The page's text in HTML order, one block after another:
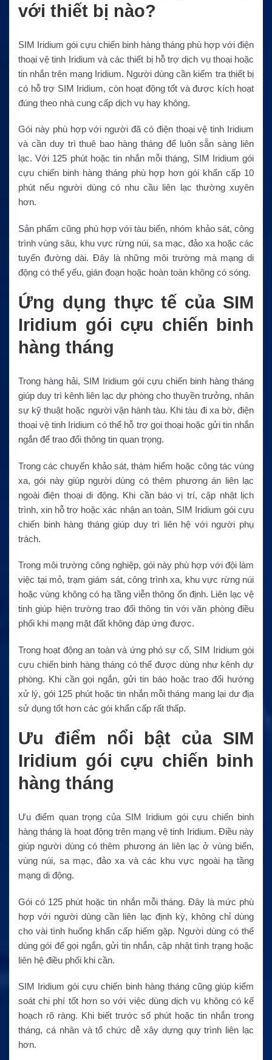
với thiết bị nào?
SIM Iridium gói cựu chiến binh hàng tháng phù hợp với điện
thoại vệ tinh Iridium và các thiết bị hỗ trợ dịch vụ thoại hoặc
tin nhắn trên mạng Iridium. Người dùng cần kiểm tra thiết bị
có hỗ trợ SIM Iridium, còn hoạt động tốt và được kích hoạt
đúng theo nhà cung cấp dịch vụ hay không.
Gói này phù hợp với người đã có điện thoại vệ tinh Iridium
và cần duy trì thuê bao hàng tháng để luôn sẵn sàng liên
lạc. Với 125 phút hoặc tin nhắn mỗi tháng, SIM Iridium gói
cựu chiến binh hàng tháng phù hợp hơn gói khẩn cấp 10
phút nếu người dùng có nhu cầu liên lạc thường xuyên
hơn.
Sản phẩm cũng phù hợp với tàu biển, nhóm khảo sát, công
trình vùng sâu, khu vực rừng núi, sa mạc, đảo xa hoặc các
tuyến đường dài. Đây là những môi trường mà mạng di
động có thể yếu, gián đoạn hoặc hoàn toàn không có sóng.
Ứng dụng thực tế của SIM
Iridium gói cựu chiến binh
hàng tháng
Trong hàng hải, SIM Iridium gói cựu chiến binh hàng tháng
giúp duy trì kênh liên lạc dự phòng cho thuyền trưởng, nhân
sự kỹ thuật hoặc người vận hành tàu. Khi tàu đi xa bờ, điện
thoại vệ tinh Iridium có thể hỗ trợ gọi thoại hoặc gửi tin nhắn
ngắn để trao đổi thông tin quan trọng.
Trong các chuyến khảo sát, thám hiểm hoặc công tác vùng
xa, gói này giúp người dùng có thêm phương án liên lạc
ngoài điện thoại di động. Khi cần báo vị trí, cập nhật lịch
trình, xin hỗ trợ hoặc xác nhận an toàn, SIM Iridium gói cựu
chiến binh hàng tháng giúp duy trì liên hệ với người phụ
trách.
Trong môi trường công nghiệp, gói này phù hợp với đội làm
việc tại mỏ, trạm giám sát, công trình xa, khu vực rừng núi
hoặc vùng không có hạ tầng viễn thông ổn định. Liên lạc vệ
tinh giúp hiện trường trao đổi thông tin với văn phòng điều
phối khi mạng mặt đất không đáp ứng được.
Trong hoạt động an toàn và ứng phó sự cố, SIM Iridium gói
cựu chiến binh hàng tháng có thể được dùng như kênh dự
phòng. Khi cần gọi ngắn, gửi tin báo hoặc trao đổi hướng
xử lý, gói 125 phút hoặc tin nhắn mỗi tháng mang lại dư địa
sử dụng tốt hơn các gói khẩn cấp rất thấp.
Ưu điểm nổi bật của SIM
Iridium gói cựu chiến binh
hàng tháng
Ưu điểm quan trọng của SIM Iridium gói cựu chiến binh
hàng tháng là hoạt động trên mạng vệ tinh Iridium. Điều này
giúp người dùng có thêm phương án liên lạc ở vùng biển,
vùng núi, sa mạc, đảo xa và các khu vực ngoài hạ tầng
mạng di động.
Gói có 125 phút hoặc tin nhắn mỗi tháng. Đây là mức phù
hợp với người dùng cần liên lạc định kỳ, không chỉ dùng
cho vài tình huống khẩn cấp hiếm gặp. Người dùng có thể
dùng gói để gọi ngắn, gửi tin nhắn, cập nhật tình trạng hoặc
liên hệ điều phối khi cần.
SIM Iridium gói cựu chiến binh hàng tháng cũng giúp kiểm
soát chi phí tốt hơn so với việc dùng dịch vụ không có kế
hoạch rõ ràng. Khi biết trước số phút hoặc tin nhắn trong
tháng, cá nhân và tổ chức dễ xây dựng quy trình liên lạc
hơn.